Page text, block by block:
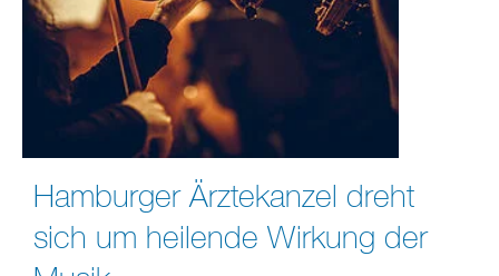
Hamburger Ärztekanzel dreht
sich um heilende Wirkung der